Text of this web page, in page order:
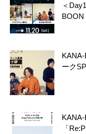
＜
BOON
ーク
「